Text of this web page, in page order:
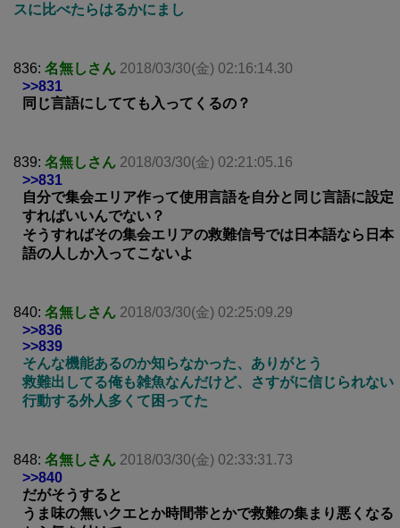
スに比べたらはるかにまし
836: 名無しさん 2018/03/30(金) 02:16:14.30
>>831
同じ言語にしてても入ってくるの？
839: 名無しさん 2018/03/30(金) 02:21:05.16
>>831
自分で集会エリア作って使用言語を自分と同じ言語に設定
すればいいんでない？
そうすればその集会エリアの救難信号では日本語なら日本
語の人しか入ってこないよ
840: 名無しさん 2018/03/30(金) 02:25:09.29
>>836
>>839
そんな機能あるのか知らなかった、ありがとう
救難出してる俺も雑魚なんだけど、さすがに信じられない
行動する外人多くて困ってた
848: 名無しさん 2018/03/30(金) 02:33:31.73
>>840
だがそうすると
うま味の無いクエとか時間帯とかで救難の集まり悪くなる